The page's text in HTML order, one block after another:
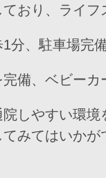
ており、ライ
1分、駐車場完
完備、ベビー
しやすい環
みてはいかが